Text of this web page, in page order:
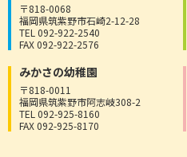
〒818-0068
福岡県筑紫野市石崎2-12-28
TEL 092-922-2540
FAX 092-922-2576
みかさの幼稚園
〒818-0011
福岡県筑紫野市阿志岐308-2
TEL 092-925-8160
FAX 092-925-8170